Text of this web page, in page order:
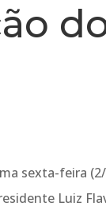
sexta-feira
Luiz